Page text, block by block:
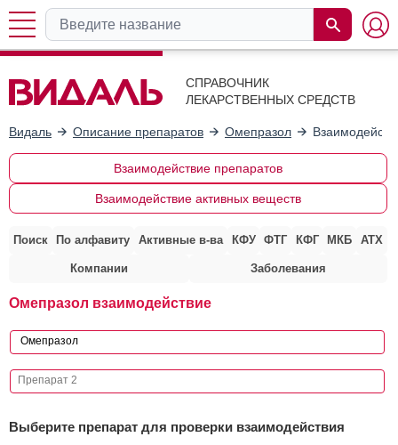
СПРАВОЧНИК
ЛЕКАРСТВЕННЫХ СРЕДСТВ
Видаль Описание препаратов Омепразол
Взаимодействие препаратов
Взаимодействие активных веществ
Поиск По алфавиту Активные в-ва КФУ ФТГ КФГ МКБ АТХ
Компании Заболевания
Омепразол взаимодействие
Выберите препарат для проверки взаимодействия